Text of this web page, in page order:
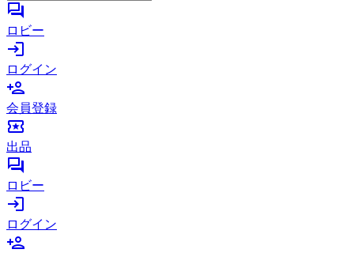
forum
ロビー
login
ログイン
person_add
会員登録
local_activity
出品
forum
ロビー
login
ログイン
person_add